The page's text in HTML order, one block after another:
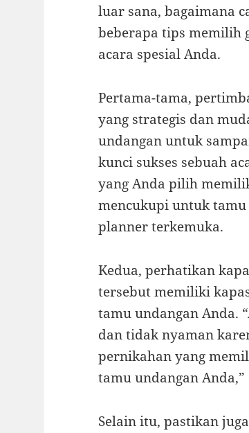
luar sana, bagaimana
beberapa tips memilih
acara spesial Anda.
Pertama-tama,
yang strategis dan
undangan untuk
kunci sukses sebuah
yang Anda pilih
mencukupi untuk tamu
planner terkemuka.
Kedua, perhatikan
tersebut memiliki
tamu undangan Anda.
dan tidak nyaman
pernikahan yang
tamu undangan
Selain itu, pastikan